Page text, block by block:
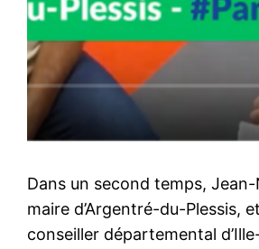
Dans un second temps,
maire d’Argentré-du-Plessis,
conseiller départemental